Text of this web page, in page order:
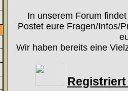
In unserem Forum
Postet eure Fragen/Infos/
Wir haben bereits eine